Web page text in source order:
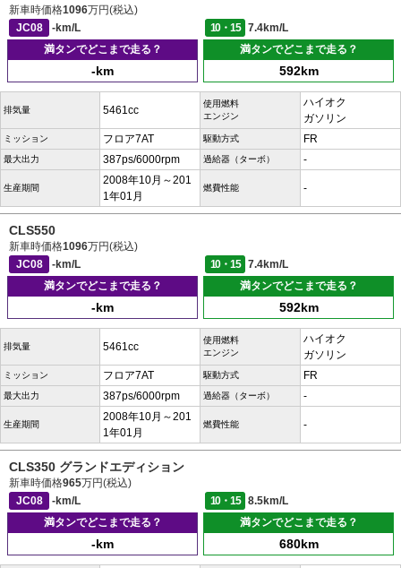
新車時価格1096万円(税込)
JC08
-km/L 10・15
7.4km/L
満タンでどこまで走る？
-km
満タンでどこまで走る？
592km
排気量 5461cc
使用燃料
エンジン
ハイオク
ガソリン
ミッション フロア7AT 駆動方式 FR
最大出力 387ps/6000rpm 過給器（ターボ） -
生産期間
2008年10月～201
1年01月
燃費性能 -
CLS550
新車時価格1096万円(税込)
JC08
-km/L 10・15
7.4km/L
満タンでどこまで走る？
-km
満タンでどこまで走る？
592km
排気量 5461cc
使用燃料
エンジン
ハイオク
ガソリン
ミッション フロア7AT 駆動方式 FR
最大出力 387ps/6000rpm 過給器（ターボ） -
生産期間
2008年10月～201
1年01月
燃費性能 -
CLS350 グランドエディション
新車時価格965万円(税込)
JC08
-km/L 10・15
8.5km/L
満タンでどこまで走る？
-km
満タンでどこまで走る？
680km